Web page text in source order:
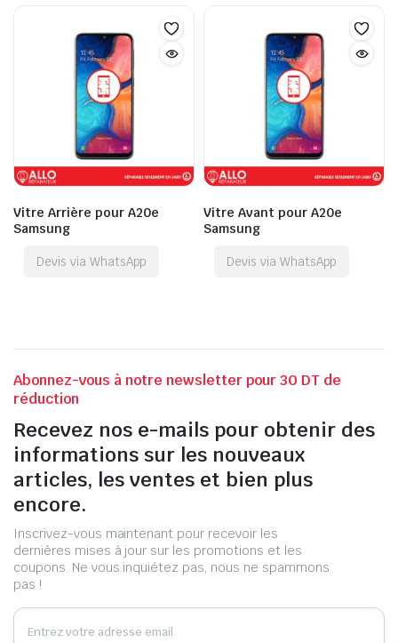
Vitre Arrière pour A20e
Samsung
Devis via WhatsApp
Vitre Avant pour A20e
Samsung
Devis via WhatsApp
Abonnez-vous à notre newsletter pour 30 DT de
réduction
Recevez nos e-mails pour obtenir des
informations sur les nouveaux
articles, les ventes et bien plus
encore.
Inscrivez-vous maintenant pour recevoir les
dernières mises à jour sur les promotions et les
coupons. Ne vous inquiétez pas, nous ne spammons
pas !